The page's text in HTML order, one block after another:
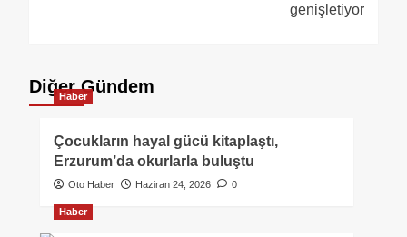
genişletiyor
Diğer Gündem
Haber
Çocukların hayal gücü kitaplaştı,
Erzurum’da okurlarla buluştu
Oto Haber Haziran 24, 2026 0
Haber